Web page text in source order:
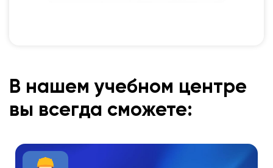
В нашем учебном центре
вы всегда сможете: